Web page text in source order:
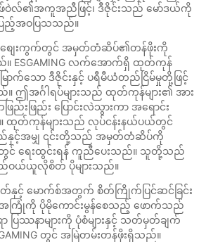
ဖ်ဝဲလ်၏အကူအညီဖြင့်၊ ဒီဇိုင်းသည် မော်ဒယ်ကို
ည့်အဝပြသသည်။
ာစျေးကွက်တွင် အမှတ်တံဆိပ်၏တန်ဖိုးကို
ESGAMING လက်အောက်ရှိ ထုတ်ကုန်
ာက်သော ဒီဇိုင်းနှင့် ပရီမီယံတည်ငြိမ်မှုတို့ဖြင့်
။ ဤအင်္ဂါရပ်များသည် ထုတ်ကုန်များ၏ အား
ြည်းဖြည်း ပြောင်းလဲသွားကာ အရောင်း
ထုတ်ကုန်များသည် လုပ်ငန်းနယ်ပယ်တွင်
ည်နှင့်အမျှ ၎င်းတို့သည် အမှတ်တံဆိပ်ကို
င် ရေးထွင်းရန် ကူညီပေးသည်။ သူတို့သည်
ဝယ်ယူလိုစိတ် ပိုများသည်။
နှင့် မောက်စ်အတွက် စိတ်ကြိုက်ပြင်ဆင်ခြင်း
ကို ပိုမိုကောင်းမွန်စေသည့် ဖောက်သည်
ြဿနာများကို ပုံစံများနှင့် သတ်မှတ်ချက်
တွင် အမြဲတမ်းတန်ဖိုးရှိသည်။